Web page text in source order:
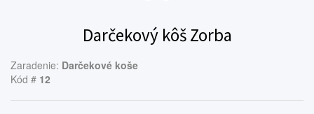
Darčekový kôš Zorba
Zaradenie: Darčekové koše
Kód # 12